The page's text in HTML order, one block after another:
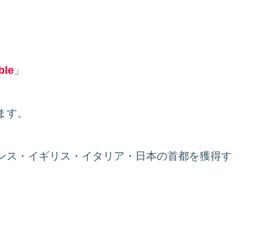
」
。
・イギリス・イタリア・日本の首都を獲得す